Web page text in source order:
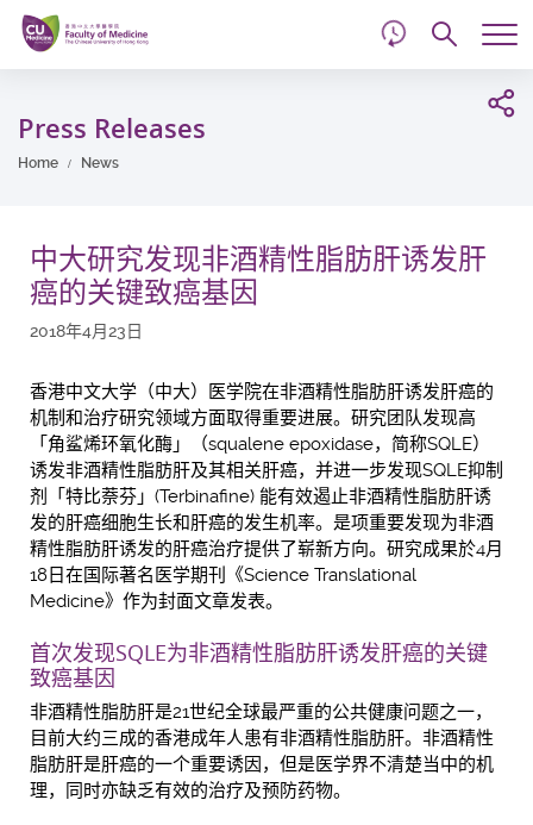
Skip
main
content
Press Releases
Home News
中大研究发现非酒精性脂肪肝诱发肝
癌的关键致癌基因
2018年4月23日
香港中文大学（中大）医学院在非酒精性脂肪肝诱发肝癌的
机制和治疗研究领域方面取得重要进展。研究团队发现高
「角鲨烯环氧化酶」（squalene epoxidase，简称SQLE）
诱发非酒精性脂肪肝及其相关肝癌，并进一步发现SQLE抑制
剂「特比萘芬」(Terbinafine) 能有效遏止非酒精性脂肪肝诱
发的肝癌细胞生长和肝癌的发生机率。是项重要发现为非酒
精性脂肪肝诱发的肝癌治疗提供了崭新方向。研究成果於4月
18日在国际著名医学期刊《Science Translational
Medicine》作为封面文章发表。
首次发现SQLE为非酒精性脂肪肝诱发肝癌的关键
致癌基因
非酒精性脂肪肝是21世纪全球最严重的公共健康问题之一，
目前大约三成的香港成年人患有非酒精性脂肪肝。非酒精性
脂肪肝是肝癌的一个重要诱因，但是医学界不清楚当中的机
理，同时亦缺乏有效的治疗及预防药物。